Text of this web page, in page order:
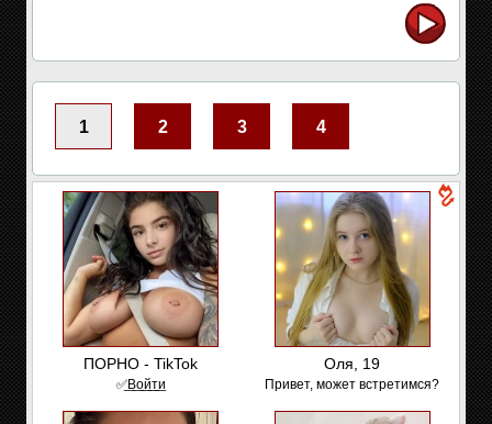
1 2 3 4
ПОРНО - TikTok
✅͟В͟о͟й͟т͟и
Оля, 19
Привет, может встретимся?